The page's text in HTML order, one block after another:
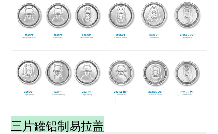
三片罐铝制易拉盖